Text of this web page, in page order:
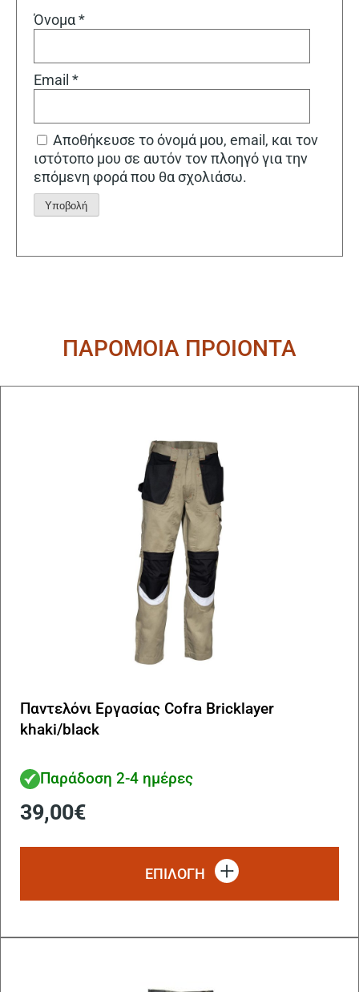
Όνομα*
Email *
Αποθήκευσε το όνομά μου, email, και τον
ιστότοπο μου σε αυτόν τον πλοηγό για την
επόμενη φορά που θα σχολιάσω.
ΠΑΡΟΜΟΙΑ ΠΡΟΙΟΝΤΑ
Παντελόνι Εργασίας Cofra Bricklayer
khaki/black
Παράδοση 2-4 ημέρες
39,00€
ΕΠΙΛΟΓΗ